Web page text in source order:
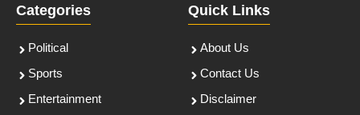
Categories
Political
Sports
Entertainment
Quick Links
About Us
Contact Us
Disclaimer